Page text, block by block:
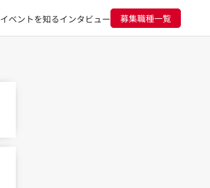
イベントを知るインタビュー 募集職種一覧